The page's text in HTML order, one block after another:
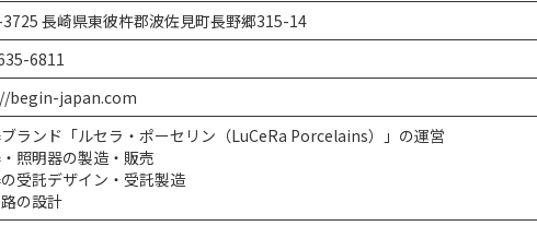
長崎県東彼杵郡波佐見町長野郷315-14
6811
begin-japan.com
ランド「ルセラ・ポーセリン（LuCeRa Porcelains）」の運営
照明器の製造・販売
受託デザイン・受託製造
の設計